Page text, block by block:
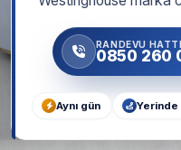
RANDEVU HATTI
0850 260
Aynı gün